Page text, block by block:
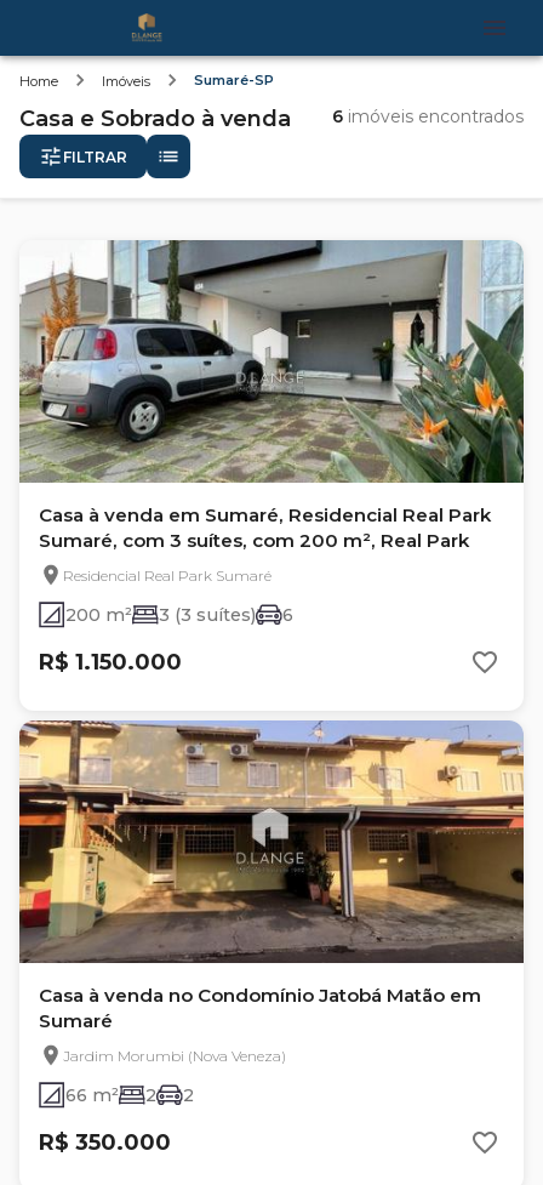
Home Imóveis Sumaré-SP
Casa e Sobrado à venda 6 imóveis encontrados
FILTRAR
Casa à venda em Sumaré, Residencial Real Park
Sumaré, com 3 suítes, com 200 m², Real Park
Residencial Real Park Sumaré
200 m² 3 (3 suítes) 6
R$ 1.150.000
Casa à venda no Condomínio Jatobá Matão em
Sumaré
Jardim Morumbi (Nova Veneza)
66 m² 2 2
R$ 350.000